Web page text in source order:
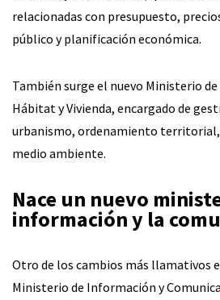
relacionadas con presupuesto,
público y planificación económica.
También surge el nuevo Ministerio
Hábitat y Vivienda, encargado de
urbanismo, ordenamiento territorial,
medio ambiente.
Nace un nuevo
información y la
Otro de los cambios más llamativos
Ministerio de Información y